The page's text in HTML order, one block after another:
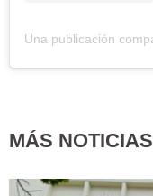
MÁS NOTICIAS